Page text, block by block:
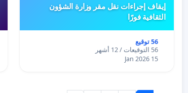
إيقاف إجراءات نقل مقر وزارة الشؤون
الثقافية فورًا
56 توقيع
56 التوقيعات / 12 أشهر
15 Jan 2026